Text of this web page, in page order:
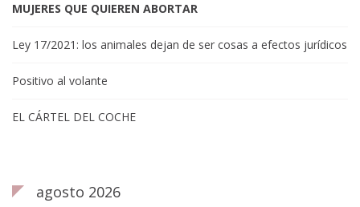
MUJERES QUE QUIEREN ABORTAR
Ley 17/2021: los animales dejan de ser cosas a efectos jurídicos
Positivo al volante
EL CÁRTEL DEL COCHE
agosto 2026